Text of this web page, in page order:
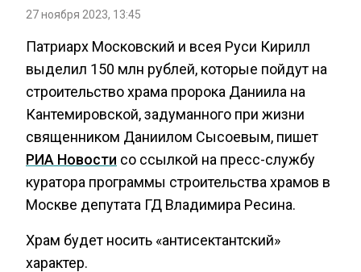
27 ноября 2023, 13:45
Патриарх Московский и всея Руси Кирилл
выделил 150 млн рублей, которые пойдут на
строительство храма пророка Даниила на
Кантемировской, задуманного при жизни
священником Даниилом Сысоевым, пишет
РИА Новости со ссылкой на пресс-службу
куратора программы строительства храмов в
Москве депутата ГД Владимира Ресина.
Храм будет носить «антисектантский»
характер.